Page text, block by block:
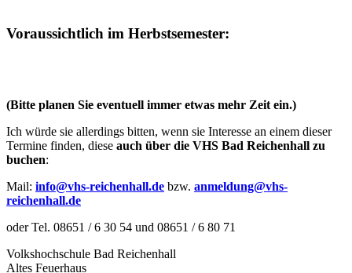
Voraussichtlich im Herbstsemester:
(Bitte planen Sie eventuell immer etwas mehr Zeit ein.)
Ich würde sie allerdings bitten, wenn sie Interesse an einem dieser
Termine finden, diese auch über die VHS Bad Reichenhall zu
buchen:
Mail: info@vhs-reichenhall.de bzw. anmeldung@vhs-
reichenhall.de
oder Tel. 08651 / 6 30 54 und 08651 / 6 80 71
Volkshochschule Bad Reichenhall
Altes Feuerhaus